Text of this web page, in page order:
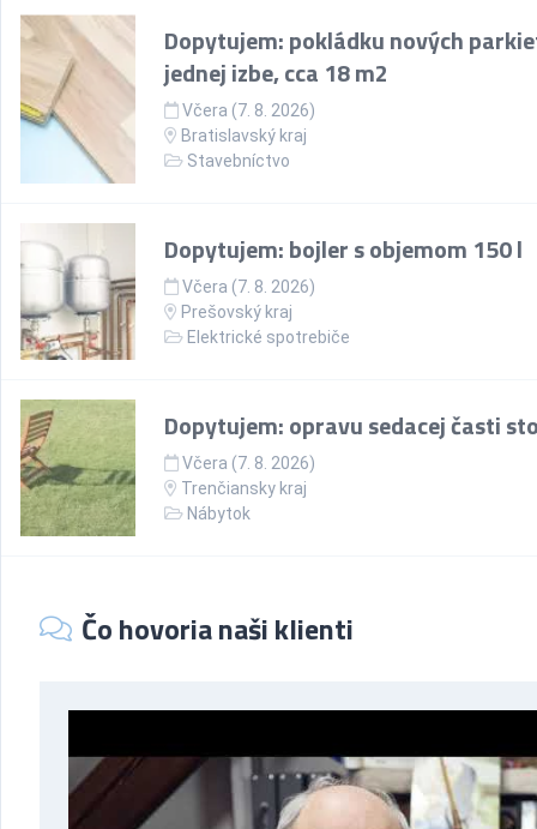
Dopytujem: pokládku nových
jednej izbe, cca 18 m2
Včera (7. 8. 2026)
Bratislavský kraj
Stavebníctvo
Dopytujem: bojler s objemom 150 l
Včera (7. 8. 2026)
Prešovský kraj
Elektrické spotrebiče
Dopytujem: opravu sedacej časti
Včera (7. 8. 2026)
Trenčiansky kraj
Nábytok
Čo hovoria naši klienti